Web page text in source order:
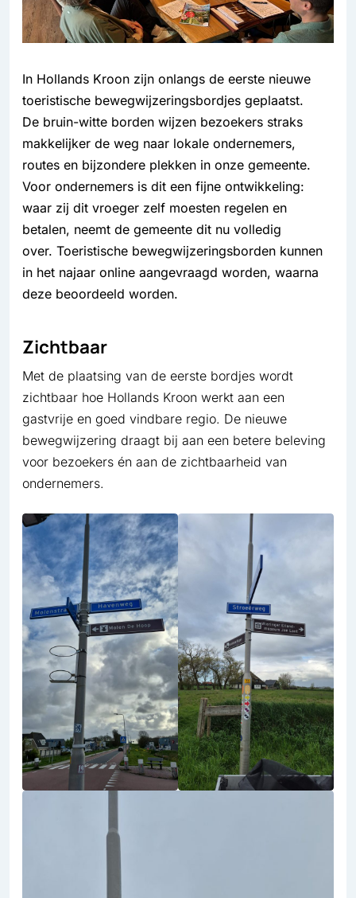
In Hollands Kroon zijn onlangs de eerste nieuwe
toeristische bewegwijzeringsbordjes geplaatst.
De bruin-witte borden wijzen bezoekers straks
makkelijker de weg naar lokale ondernemers,
routes en bijzondere plekken in onze gemeente.
Voor ondernemers is dit een fijne ontwikkeling:
waar zij dit vroeger zelf moesten regelen en
betalen, neemt de gemeente dit nu volledig
over. Toeristische bewegwijzeringsborden kunnen
in het najaar online aangevraagd worden, waarna
deze beoordeeld worden.
Zichtbaar
Met de plaatsing van de eerste bordjes wordt
zichtbaar hoe Hollands Kroon werkt aan een
gastvrije en goed vindbare regio. De nieuwe
bewegwijzering draagt bij aan een betere beleving
voor bezoekers én aan de zichtbaarheid van
ondernemers.